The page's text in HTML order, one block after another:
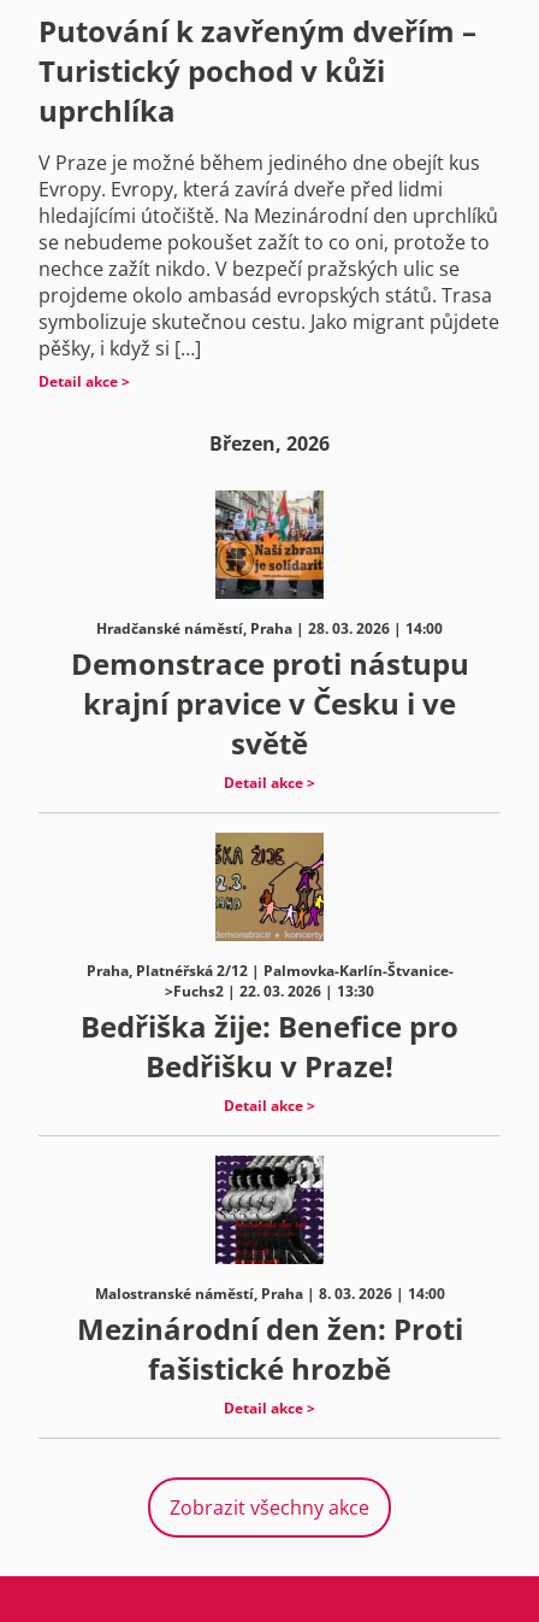
Putování k zavřeným dveřím –
Turistický pochod v kůži
uprchlíka
V Praze je možné během jediného dne obejít kus
Evropy. Evropy, která zavírá dveře před lidmi
hledajícími útočiště. Na Mezinárodní den uprchlíků
se nebudeme pokoušet zažít to co oni, protože to
nechce zažít nikdo. V bezpečí pražských ulic se
projdeme okolo ambasád evropských států. Trasa
symbolizuje skutečnou cestu. Jako migrant půjdete
pěšky, i když si […]
Detail akce >
Březen, 2026
Hradčanské náměstí, Praha | 28. 03. 2026 | 14:00
Demonstrace proti nástupu
krajní pravice v Česku i ve
světě
Detail akce >
Praha, Platnéřská 2/12 | Palmovka-Karlín-Štvanice-
>Fuchs2 | 22. 03. 2026 | 13:30
Bedřiška žije: Benefice pro
Bedřišku v Praze!
Detail akce >
Malostranské náměstí, Praha | 8. 03. 2026 | 14:00
Mezinárodní den žen: Proti
fašistické hrozbě
Detail akce >
Zobrazit všechny akce